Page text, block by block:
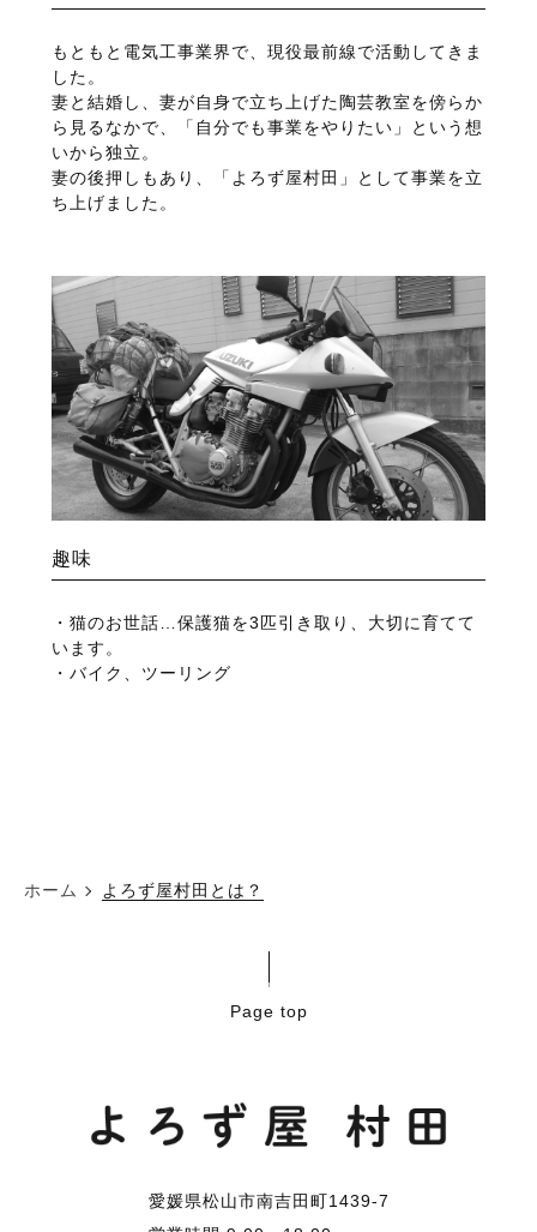
もともと電気工事業界で、現役最前線で活動してきま
した。
妻と結婚し、妻が自身で立ち上げた陶芸教室を傍らか
ら見るなかで、「自分でも事業をやりたい」という想
いから独立。
妻の後押しもあり、「よろず屋村田」として事業を立
ち上げました。
趣味
・猫のお世話…保護猫を3匹引き取り、大切に育てて
います。
・バイク、ツーリング
ホーム よろず屋村田とは？
Page top
愛媛県松山市南吉田町1439-7